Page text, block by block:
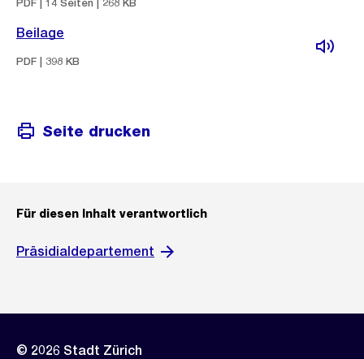
PDF | 14 Seiten | 268 KB
Beilage
PDF | 398 KB
Seite drucken
Für diesen Inhalt verantwortlich
Präsidialdepartement
© 2026 Stadt Zürich